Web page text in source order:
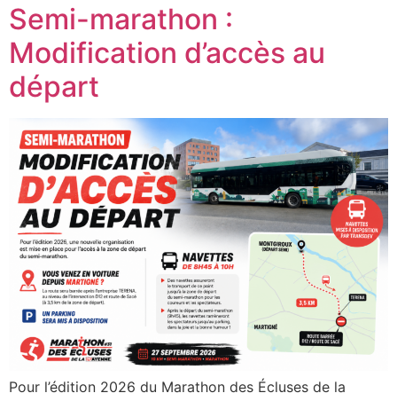
Semi-marathon :
Modification d’accès au
départ
Pour l’édition 2026 du Marathon des Écluses de la